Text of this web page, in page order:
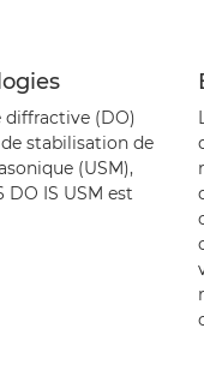
diffractive (DO)
stabilisation de
(USM),
IS USM est